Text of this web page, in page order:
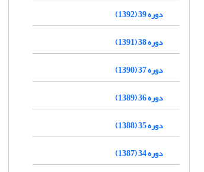
دوره 39 (1392)
دوره 38 (1391)
دوره 37 (1390)
دوره 36 (1389)
دوره 35 (1388)
دوره 34 (1387)